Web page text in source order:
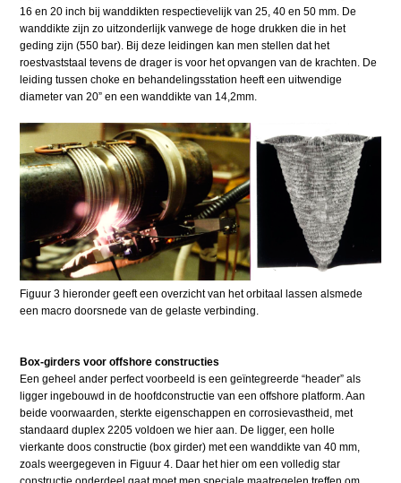
16 en 20 inch bij wanddikten respectievelijk van 25, 40 en 50 mm. De
wanddikte zijn zo uitzonderlijk vanwege de hoge drukken die in het
geding zijn (550 bar). Bij deze leidingen kan men stellen dat het
roestvaststaal tevens de drager is voor het opvangen van de krachten. De
leiding tussen choke en behandelingsstation heeft een uitwendige
diameter van 20” en een wanddikte van 14,2mm.
Figuur 3 hieronder geeft een overzicht van het orbitaal lassen alsmede
een macro doorsnede van de gelaste verbinding.
Box-girders voor offshore constructies
Een geheel ander perfect voorbeeld is een geïntegreerde “header” als
ligger ingebouwd in de hoofdconstructie van een offshore platform. Aan
beide voorwaarden, sterkte eigenschappen en corrosievastheid, met
standaard duplex 2205 voldoen we hier aan. De ligger, een holle
vierkante doos constructie (box girder) met een wanddikte van 40 mm,
zoals weergegeven in Figuur 4. Daar het hier om een volledig star